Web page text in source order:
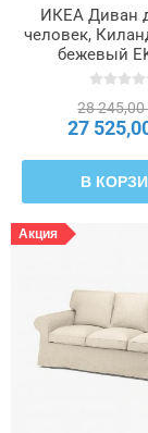
ИКЕА Диван
человек,
бежевый
ЭКТОРП,
28 245,00
27
В
Акция